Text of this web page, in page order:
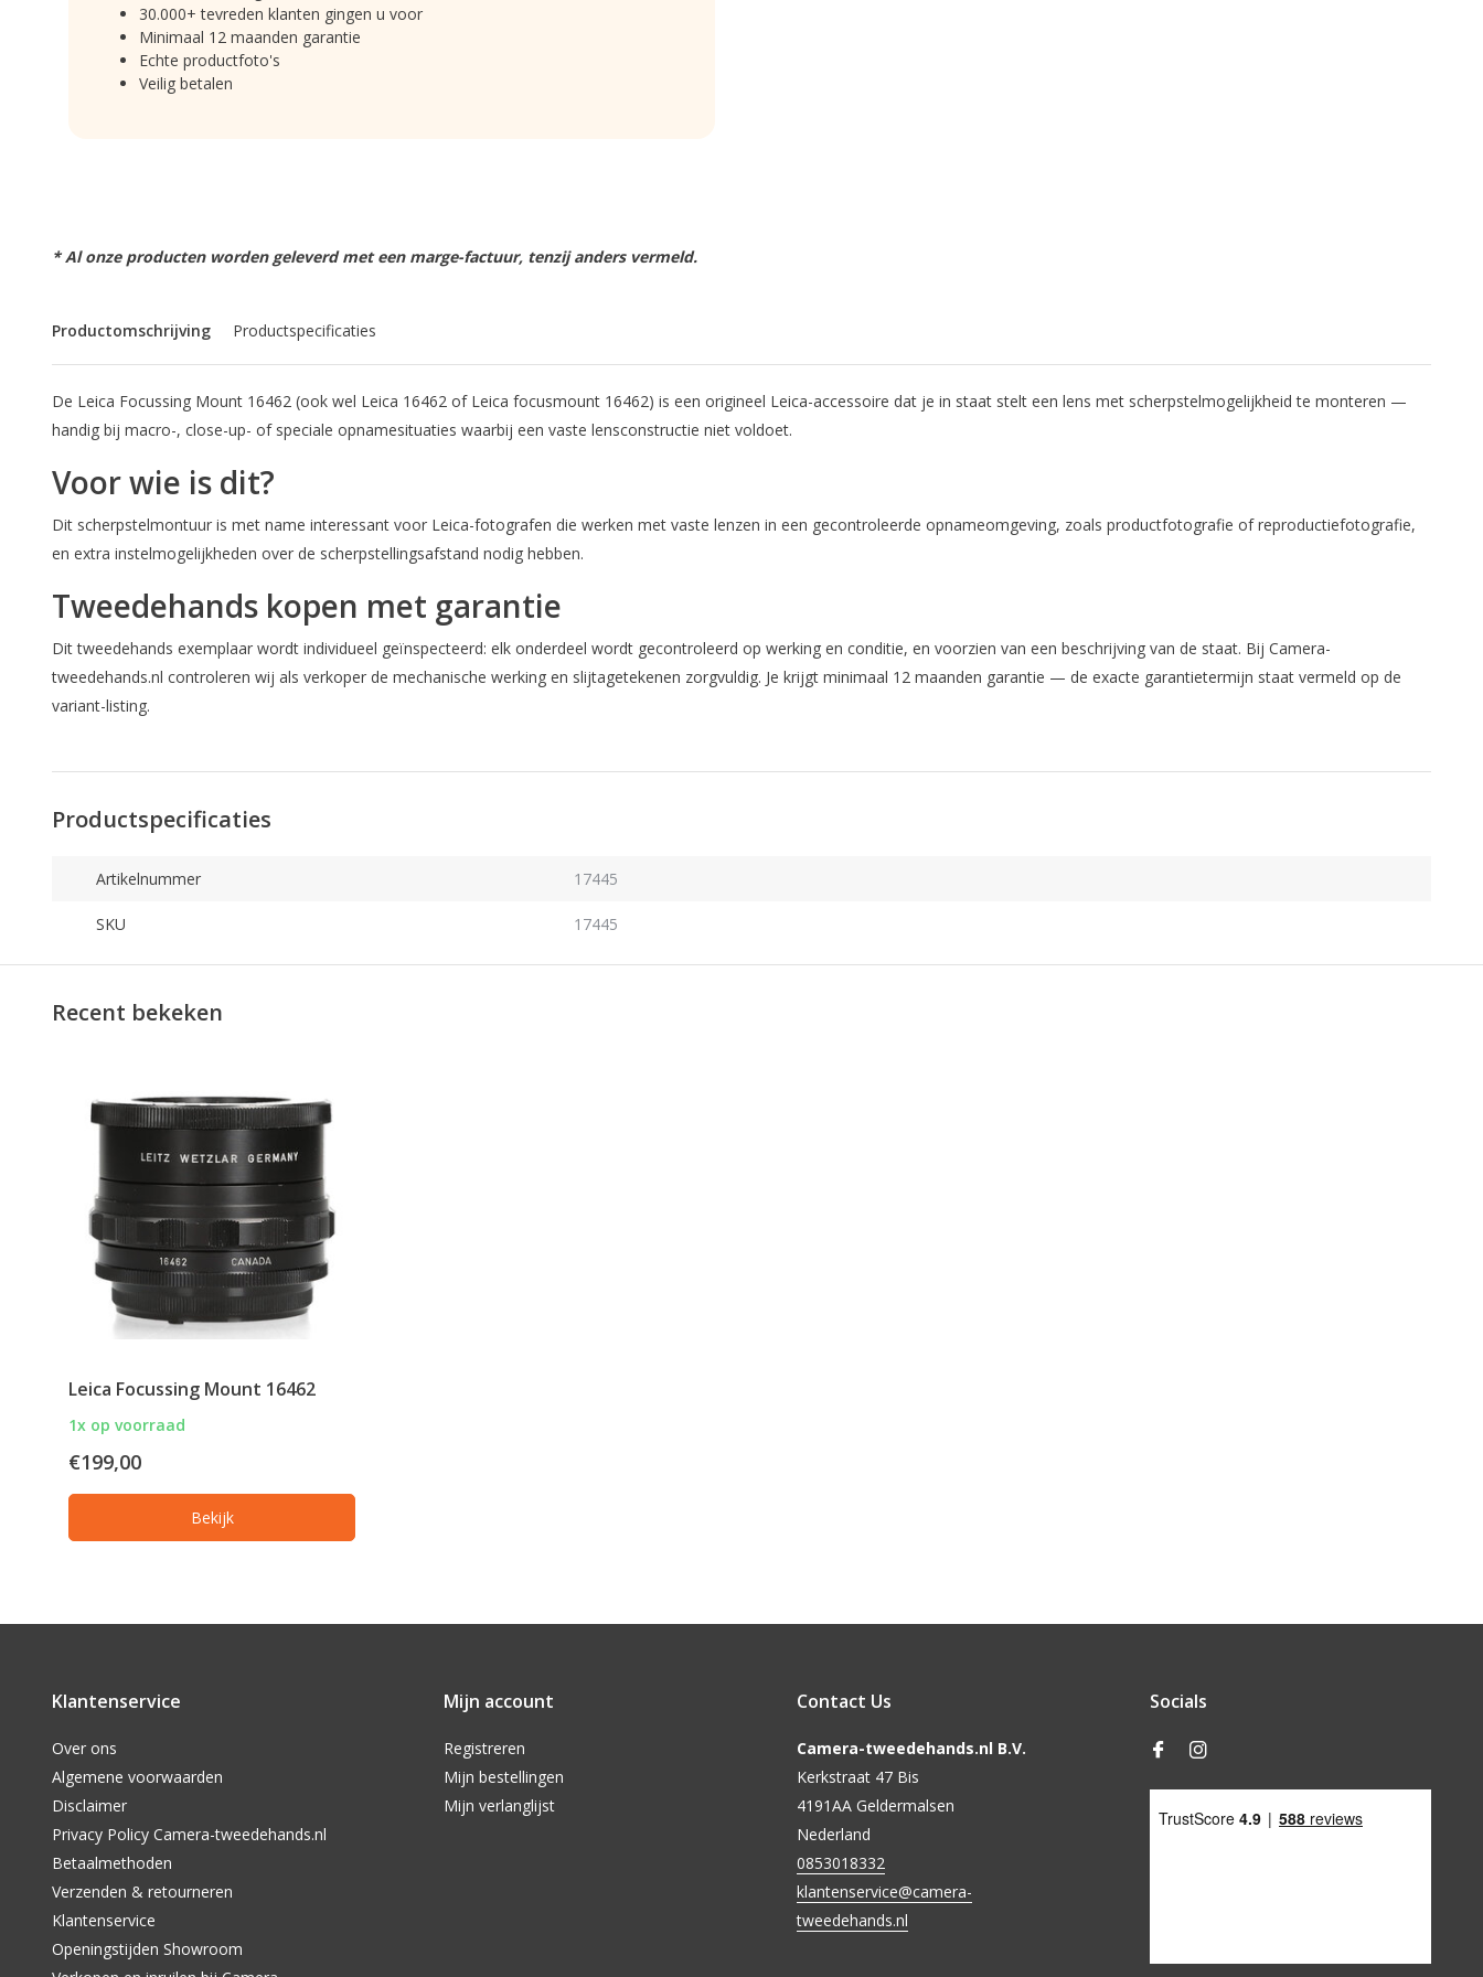
30.000+ tevreden klanten gingen u voor
Minimaal 12 maanden garantie
Echte productfoto's
Veilig betalen
* Al onze producten worden geleverd met een marge-factuur, tenzij anders vermeld.
Productomschrijving Productspecificaties
De Leica Focussing Mount 16462 (ook wel Leica 16462 of Leica focusmount 16462) is een origineel Leica-accessoire dat je in staat stelt een lens met scherpstelmogelijkheid te monteren —
handig bij macro-, close-up- of speciale opnamesituaties waarbij een vaste lensconstructie niet voldoet.
Voor wie is dit?
Dit scherpstelmontuur is met name interessant voor Leica-fotografen die werken met vaste lenzen in een gecontroleerde opnameomgeving, zoals productfotografie of reproductiefotografie,
en extra instelmogelijkheden over de scherpstellingsafstand nodig hebben.
Tweedehands kopen met garantie
Dit tweedehands exemplaar wordt individueel geïnspecteerd: elk onderdeel wordt gecontroleerd op werking en conditie, en voorzien van een beschrijving van de staat. Bij Camera-
tweedehands.nl controleren wij als verkoper de mechanische werking en slijtagetekenen zorgvuldig. Je krijgt minimaal 12 maanden garantie — de exacte garantietermijn staat vermeld op de
variant-listing.
Productspecificaties
Artikelnummer 17445
SKU 17445
Recent bekeken
Leica Focussing Mount 16462
1x op voorraad
€199,00
Bekijk
Klantenservice
Over ons
Algemene voorwaarden
Disclaimer
Privacy Policy Camera-tweedehands.nl
Betaalmethoden
Verzenden & retourneren
Klantenservice
Openingstijden Showroom
Mijn account
Registreren
Mijn bestellingen
Mijn verlanglijst
Contact Us
Camera-tweedehands.nl B.V.
Kerkstraat 47 Bis
4191AA Geldermalsen
Nederland
0853018332
klantenservice@camera-
tweedehands.nl
Socials